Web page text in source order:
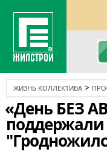
ЖИЗНЬ КОЛЛЕКТИВА >
«День БЕЗ